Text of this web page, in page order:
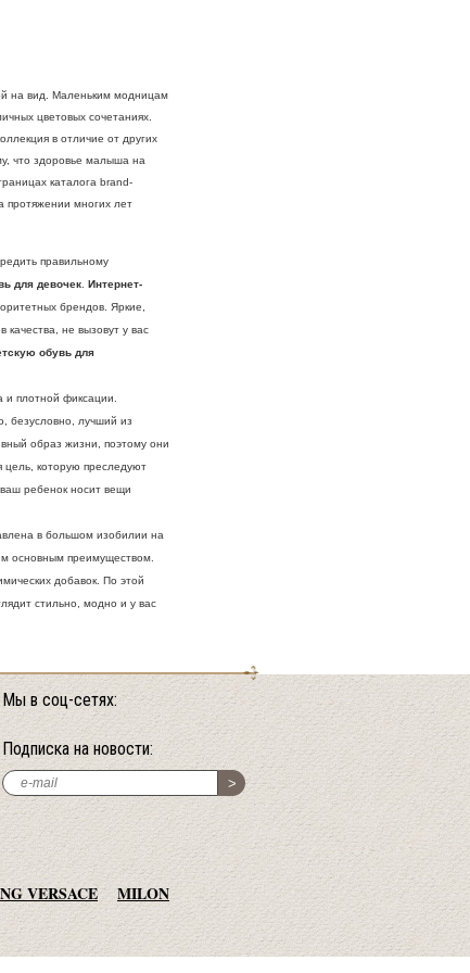
на вид. Маленьким модницам
цветовых сочетаниях.
в отличие от других
что здоровье малыша на
каталога brand-
протяжении многих лет
правильному
для девочек Интернет-
брендов. Яркие,
не вызовут у вас
обувь для
плотной фиксации.
безусловно, лучший из
образ жизни, поэтому они
цель, которую преследуют
ребенок носит вещи
в большом изобилии на
основным преимуществом.
добавок. По этой
стильно, модно и у вас
Мы в соц-сетях:
Подписка на новости:
VERSACE MILON
NAUTICA SISLEY